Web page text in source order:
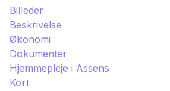
Billeder
Beskrivelse
Økonomi
Dokumenter
Hjemmepleje i Assens
Kort